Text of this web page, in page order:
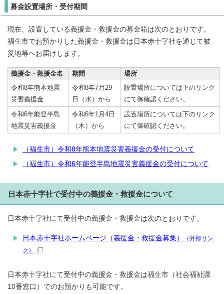
募金設置場所・受付期間
現在、設置している義援金・救援金の募金箱は次のとおりです。
福生市でお預かりした義援金・救援金は日本赤十字社を通じて被
災地等へお届けします。
義援金・救援金名 期間
場所
令和8年熊本地震
災害義援金
令和8年7月29
日（水）から
設置場所については下のリンク
にて御確認ください。
令和6年能登半島
地震災害義援金
令和6年1月4日
（木）から
設置場所については下のリンク
にて御確認ください。
（福生市）令和8年熊本地震災害義援金の受付について
（福生市）令和6年能登半島地震災害義援金の受付について
日本赤十字社で受付中の義援金・救援金について
日本赤十字社にて受付中の義援金・救援金は次のとおりです。
日本赤十字社ホームページ（義援金・救援金募集）
（外部リン
ク）
日本赤十字社にて受付中の義援金・救援金は福生市（社会福祉課
10番窓口）でのお預かりも可能です。